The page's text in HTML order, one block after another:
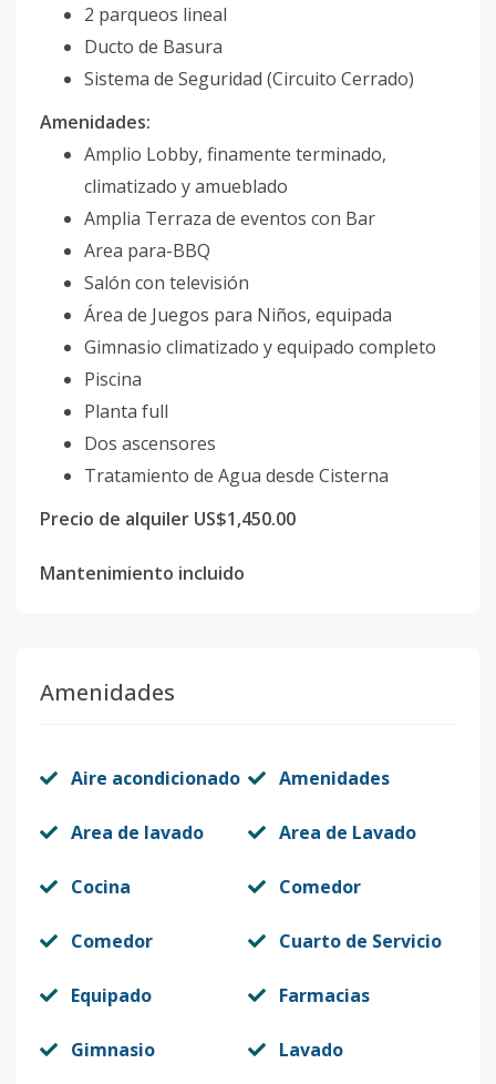
2 parqueos lineal
Ducto de Basura
Sistema de Seguridad (Circuito Cerrado)
Amenidades:
Amplio Lobby, finamente terminado,
climatizado y amueblado
Amplia Terraza de eventos con Bar
Area para-BBQ
Salón con televisión
Área de Juegos para Niños, equipada
Gimnasio climatizado y equipado completo
Piscina
Planta full
Dos ascensores
Tratamiento de Agua desde Cisterna
Precio de alquiler US$1,450.00
Mantenimiento incluido
Amenidades
Aire acondicionado Amenidades
Area de lavado Area de Lavado
Cocina Comedor
Comedor Cuarto de Servicio
Equipado Farmacias
Gimnasio Lavado